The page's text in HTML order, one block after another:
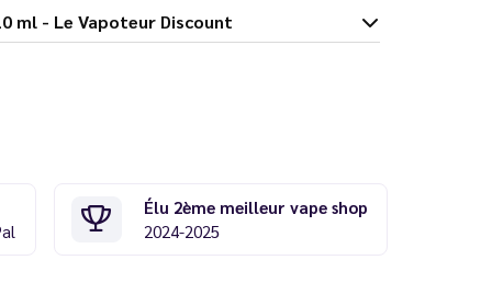
Corsé 10 ml - Le Vapoteur Discount
Élu 2ème meilleur vape shop
2024-2025